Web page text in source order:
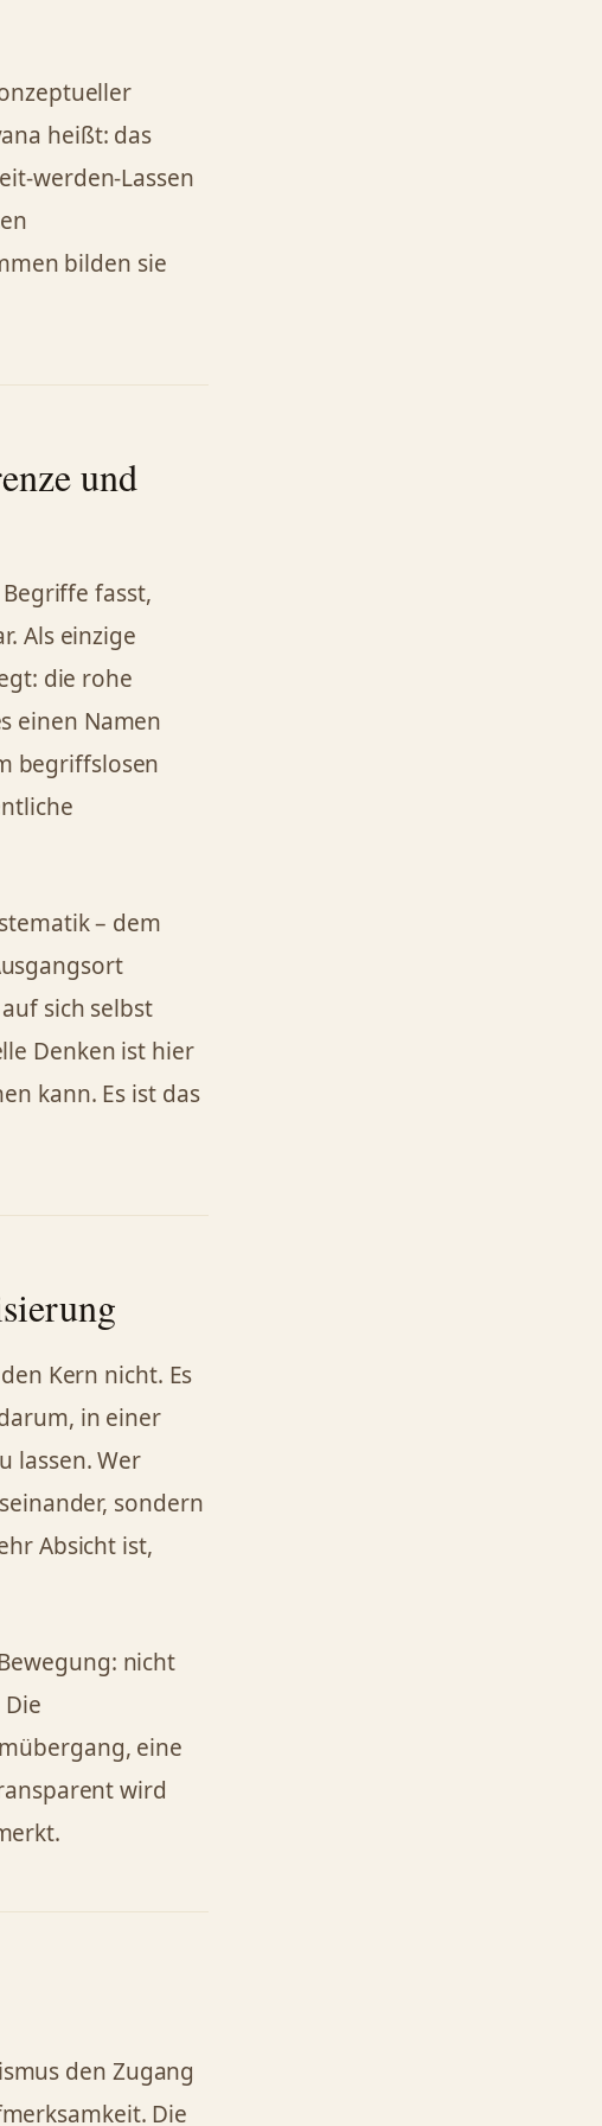
heißt: das
werden-Lassen
bilden sie
und
fasst,
Als einzige
die rohe
einen Namen
begriffslosen
– dem
sich selbst
Denken ist hier
kann. Es ist das
Kern nicht. Es
in einer
lassen. Wer
sondern
Absicht ist,
nicht
eine
wird
den Zugang
Die